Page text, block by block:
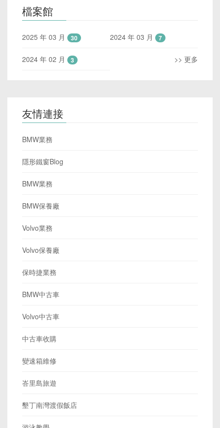
檔案館
2025 年 03 月 30 2024 年 03 月 7
2024 年 02 月 3 >> 更多
友情連接
BMW業務
隱形鐵窗Blog
BMW業務
BMW保養廠
Volvo業務
Volvo保養廠
保時捷業務
BMW中古車
Volvo中古車
中古車收購
變速箱維修
峇里島旅遊
墾丁南灣渡假飯店